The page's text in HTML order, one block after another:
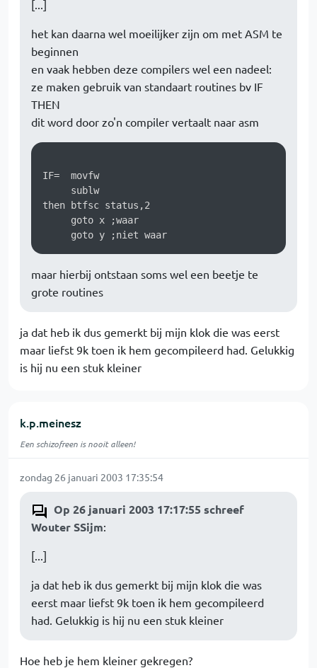
[...]
het kan daarna wel moeilijker zijn om met ASM te
beginnen
en vaak hebben deze compilers wel een nadeel:
ze maken gebruik van standaart routines bv IF
THEN
dit word door zo'n compiler vertaalt naar asm
IF=  movfw
     sublw
then btfsc status,2
     goto x ;waar
maar hierbij ontstaan soms wel een beetje te
grote routines
ja dat heb ik dus gemerkt bij mijn klok die was eerst
maar liefst 9k toen ik hem gecompileerd had. Gelukkig
is hij nu een stuk kleiner
k.p.meinesz
Een schizofreen is nooit alleen!
zondag 26 januari 2003 17:35:54
Op 26 januari 2003 17:17:55 schreef
Wouter SSijm:
[...]
ja dat heb ik dus gemerkt bij mijn klok die was
eerst maar liefst 9k toen ik hem gecompileerd
had. Gelukkig is hij nu een stuk kleiner
Hoe heb je hem kleiner gekregen?